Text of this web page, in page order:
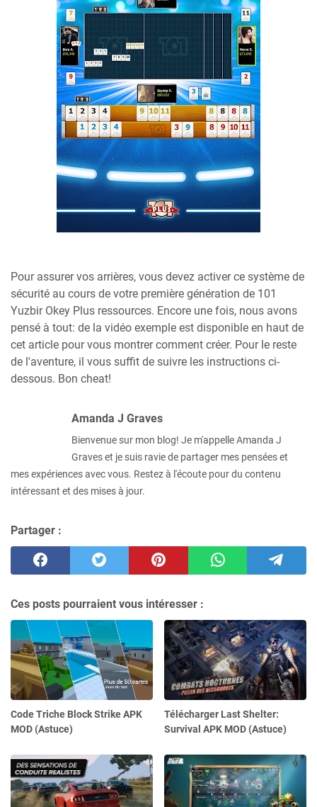
Pour assurer vos arrières, vous devez activer ce système de
sécurité au cours de votre première génération de 101
Yuzbir Okey Plus ressources. Encore une fois, nous avons
pensé à tout: de la vidéo exemple est disponible en haut de
cet article pour vous montrer comment créer. Pour le reste
de l'aventure, il vous suffit de suivre les instructions ci-
dessous. Bon cheat!
Amanda J Graves
Bienvenue sur mon blog! Je m'appelle Amanda J
Graves et je suis ravie de partager mes pensées et
mes expériences avec vous. Restez à l'écoute pour du contenu
intéressant et des mises à jour.
Partager :
Ces posts pourraient vous intéresser :
Code Triche Block Strike APK
MOD (Astuce)
Télécharger Last Shelter:
Survival APK MOD (Astuce)